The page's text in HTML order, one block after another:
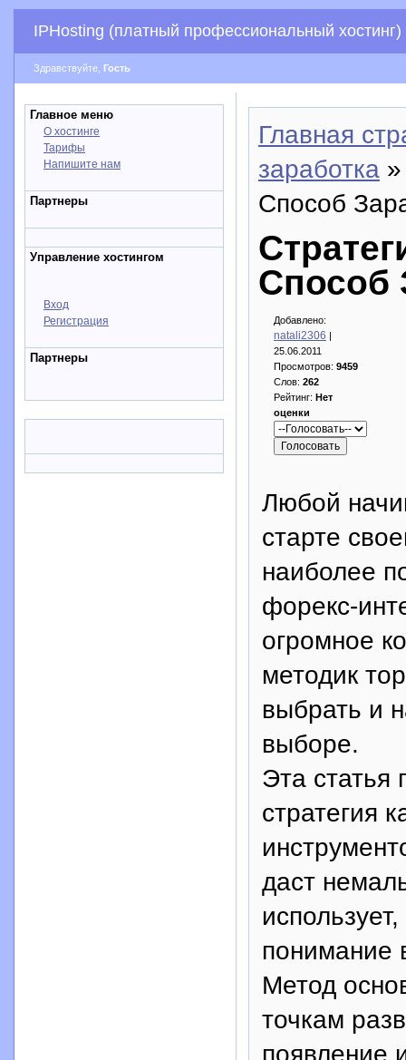
IPHosting (платный профессиональный хостинг)
Здравствуйте, Гость
Главное меню
О хостинге
Тарифы
Напишите нам
Партнеры
Управление хостингом
Вход
Регистрация
Партнеры
Главная
заработка
Способ
Способ
Добавлено:
natali2306 |
25.06.2011
Просмотров: 9459
Слов: 262
Рейтинг: Нет
оценки
Любой
старте
наиболее
форекс-
огромное
методик
выбрать и
выборе.
Эта статья
стратегия
даст
понимание
Метод
точкам
появление